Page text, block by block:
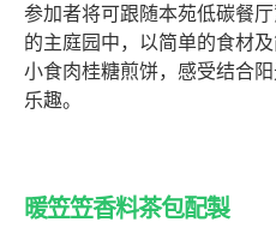
参加者将可跟随本苑低碳餐
的主庭园中，以简单的食材
小食肉桂糖煎饼，感受结合
乐趣。
暖笠笠香料茶包配製